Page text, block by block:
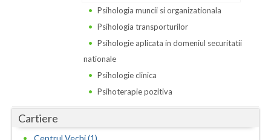
Gorj
Psihologia muncii si organizationala
Psihologia transporturilor
Psihologie aplicata in domeniul securitatii
nationale
Psihologie clinica
Psihoterapie pozitiva
Cartiere
Centrul Vechi (1)